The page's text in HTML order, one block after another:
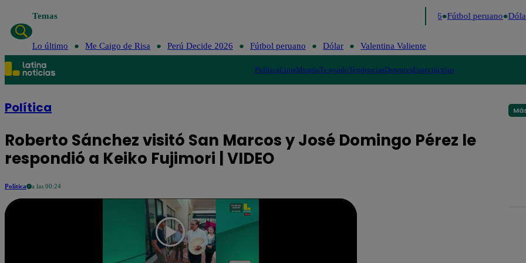
Temas Perú Decide 2026 Fútbol peruano Dólar
Lo último Me Caigo de Risa Perú Decide 2026 Fútbol peruano Dólar Valentina Valiente
PolíticaLimaMundoTe ayudoTendenciasDeportesEspectáculos
Política
Roberto Sánchez visitó San Marcos y José Domingo Pérez le
respondió a Keiko Fujimori | VIDEO
Política a las 00:24